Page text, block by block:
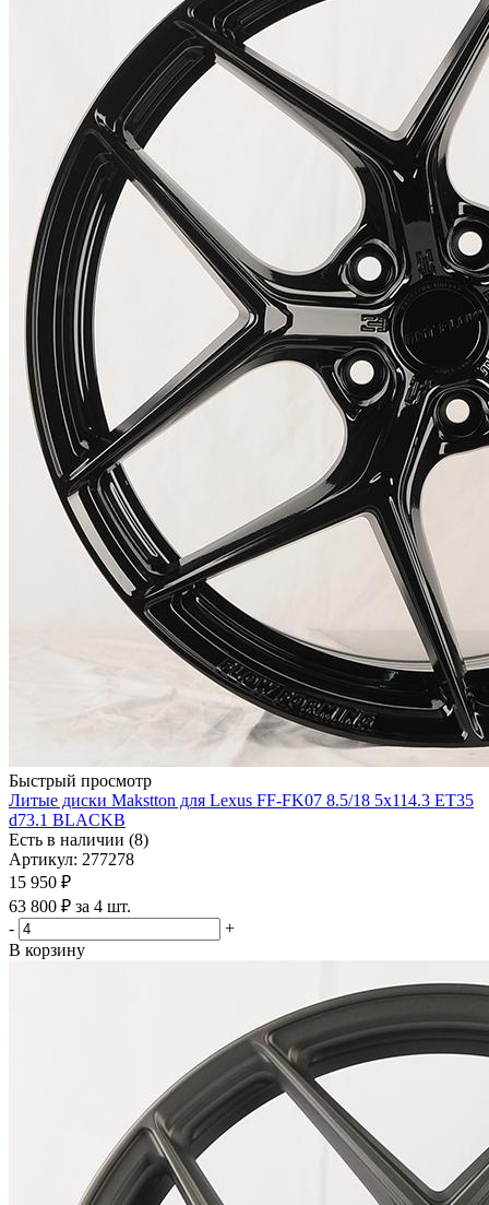
Быстрый просмотр
Литые диски Makstton для Lexus FF-FK07 8.5/18 5x114.3 ET35
d73.1 BLACKB
Есть в наличии (8)
Артикул: 277278
15 950 ₽
63 800 ₽ за 4 шт.
-
+
В корзину